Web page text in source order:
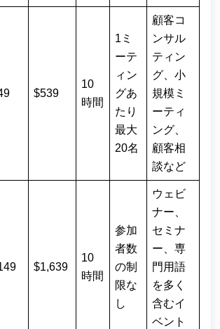
$539
10
時間
1ミ
ーテ
ィン
グあ
たり
最大
20名
顧客コ
ンサル
ティン
グ、小
規模ミ
ーティ
ング、
顧客相
談など
$1,639
10
時間
参加
者数
の制
限な
し
ウェビ
ナー、
セミナ
ー、専
門用語
を多く
含むイ
ベント